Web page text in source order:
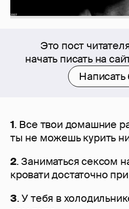
Это пост
начать писать на
Написать
1. Все твои домашние
ты не можешь курить
2. Заниматься сексом
кровати достаточно
3. У тебя в